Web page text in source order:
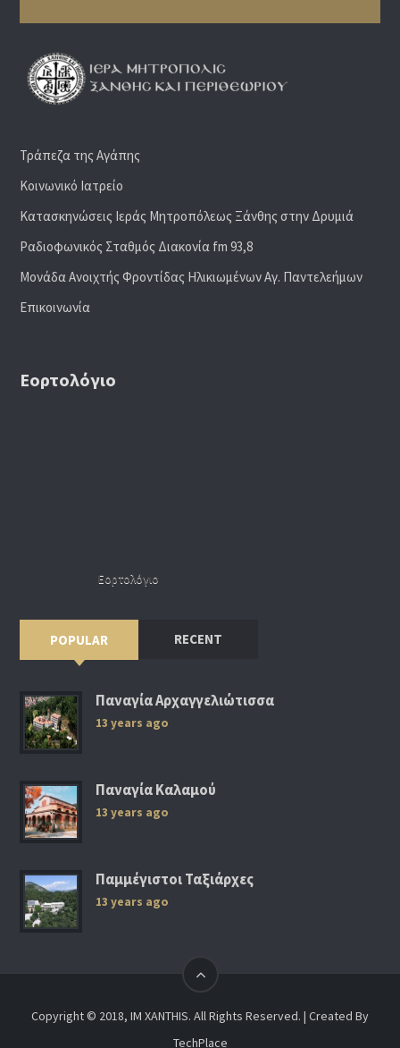
Τράπεζα της Αγάπης
Κοινωνικό Ιατρείο
Κατασκηνώσεις Ιεράς Μητροπόλεως Ξάνθης στην Δρυμιά
Ραδιoφωνικός Σταθμός Διακονία fm 93,8
Μονάδα Ανοιχτής Φροντίδας Ηλικιωμένων Αγ. Παντελεήμων
Επικοινωνία
Εορτολόγιο
Εορτολόγιο
POPULAR RECENT
Παναγία Αρχαγγελιώτισσα
13 years ago
Παναγία Καλαμού
13 years ago
Παμμέγιστοι Ταξιάρχες
13 years ago
Copyright © 2018, IM XANTHIS. All Rights Reserved. | Created By
TechPlace